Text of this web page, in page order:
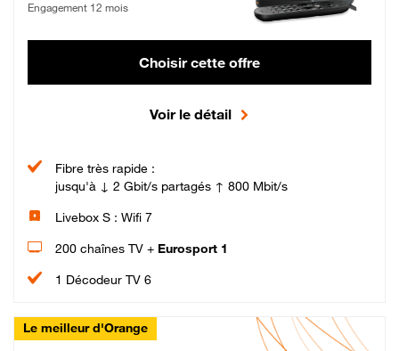
Engagement 12 mois
Choisir cette offre
Voir le détail
Fibre très rapide :
jusqu'à ↓ 2 Gbit/s partagés ↑ 800 Mbit/s
Livebox S : Wifi 7
200 chaînes TV + Eurosport 1
1 Décodeur TV 6
Le meilleur d'Orange